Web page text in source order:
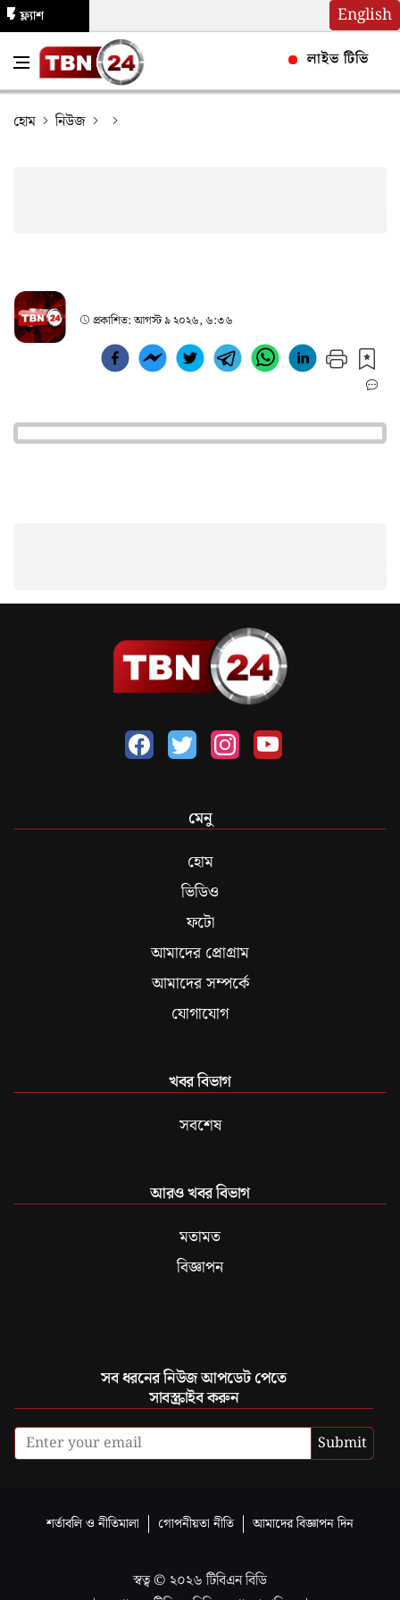
English
ফ্ল্যাশ
লাইভ টিভি
হোম নিউজ
প্রকাশিত:আগস্ট ৯ ২০২৬, ৬:৩৬
মেনু
হোম
ভিডিও
ফটো
আমাদের প্রোগ্রাম
আমাদের সম্পর্কে
যোগাযোগ
খবর বিভাগ
সবশেষ
আরও খবর বিভাগ
মতামত
বিজ্ঞাপন
সব ধরনের নিউজ আপডেট পেতে
সাবস্ক্রাইব করুন
Submit
শর্তাবলি ও নীতিমালা গোপনীয়তা নীতি আমাদের বিজ্ঞাপন দিন
স্বত্ব © ২০২৬ টিবিএন বিডি